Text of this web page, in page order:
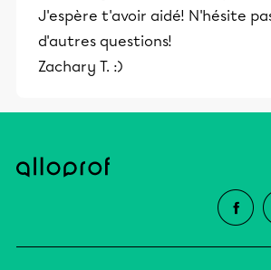
J'espère t'avoir aidé! N'hésite
d'autres questions!
Zachary T. :)